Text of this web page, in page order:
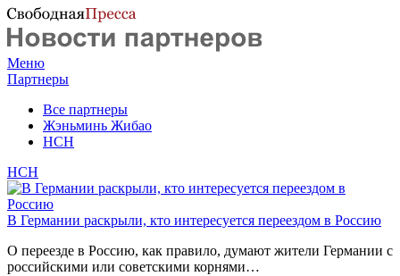
Меню
Партнеры
Все партнеры
Жэньминь Жибао
НСН
НСН
В Германии раскрыли, кто интересуется переездом в Россию
О переезде в Россию, как правило, думают жители Германии с
российскими или советскими корнями…